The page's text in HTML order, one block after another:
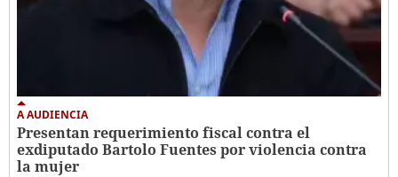
A AUDIENCIA
Presentan requerimiento fiscal contra el
exdiputado Bartolo Fuentes por violencia contra
la mujer